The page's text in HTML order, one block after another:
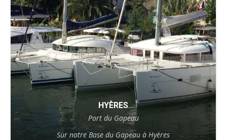
HYÈRES
Port du Gapeau
Sur notre Base du Gapeau à Hyères